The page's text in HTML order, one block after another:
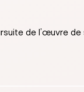
de l’œuvre